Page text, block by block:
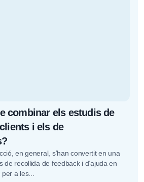
combinar els estudis de
i els de
en general, s’han convertit en una
de recollida de feedback i d’ajuda en
a les...